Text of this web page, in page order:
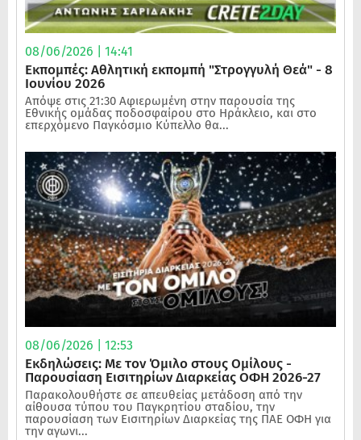
08/06/2026 | 14:41
Εκπομπές: Αθλητική εκπομπή "Στρογγυλή Θεά" - 8
Ιουνίου 2026
Απόψε στις 21:30 Αφιερωμένη στην παρουσία της
Εθνικής ομάδας ποδοσφαίρου στο Ηράκλειο, και στο
επερχόμενο Παγκόσμιο Κύπελλο θα...
08/06/2026 | 12:53
Εκδηλώσεις: Με τον Όμιλο στους Ομίλους -
Παρουσίαση Εισιτηρίων Διαρκείας ΟΦΗ 2026-27
Παρακολουθήστε σε απευθείας μετάδοση από την
αίθουσα τύπου του Παγκρητίου σταδίου, την
παρουσίαση των Εισιτηρίων Διαρκείας της ΠΑΕ ΟΦΗ για
την αγωνι...